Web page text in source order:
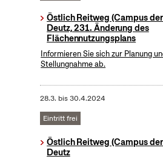
Östlich Reitweg (Campus der
Deutz, 231. Änderung des
Flächennutzungsplans
Informieren Sie sich zur Planung
Stellungnahme ab.
28.3. bis30.4.2024
Eintritt frei
Östlich Reitweg (Campus der
Deutz